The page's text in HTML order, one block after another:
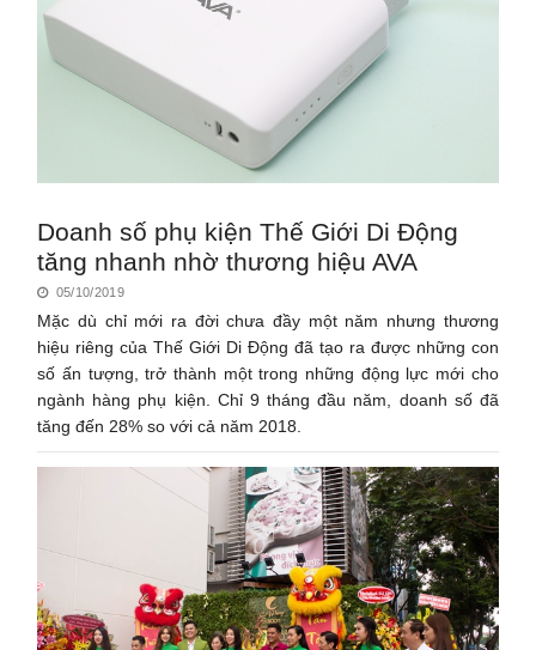
Doanh số phụ kiện Thế Giới Di Động
tăng nhanh nhờ thương hiệu AVA
05/10/2019
Mặc dù chỉ mới ra đời chưa đầy một năm nhưng thương
hiệu riêng của Thế Giới Di Động đã tạo ra được những con
số ấn tượng, trở thành một trong những động lực mới cho
ngành hàng phụ kiện. Chỉ 9 tháng đầu năm, doanh số đã
tăng đến 28% so với cả năm 2018.